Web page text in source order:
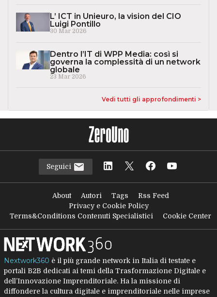
L’ ICT in Unieuro, la vision del CIO
Luigi Pontillo
30 Mar 2026
Dentro l’IT di WPP Media: così si
governa la complessità di un network
globale
23 Mar 2026
Vedi tutti gli approfondimenti >
Seguici
About Autori Tags
Rss Feed
Privacy e Cookie Policy
Terms&Conditions Contenuti Specialistici
Cookie Center
Nextwork360 è il più grande network in Italia di testate e
portali B2B dedicati ai temi della Trasformazione Digitale e
dell’Innovazione Imprenditoriale. Ha la missione di
diffondere la cultura digitale e imprenditoriale nelle imprese